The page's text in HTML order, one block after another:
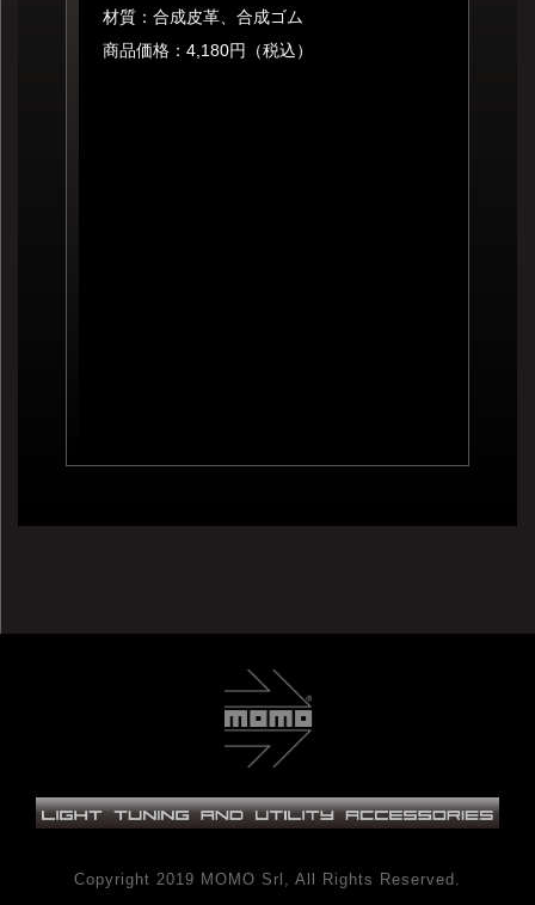
材質：合成皮革、合成ゴム
商品価格：4,180円（税込）
Copyright 2019 MOMO Srl, All Rights Reserved.